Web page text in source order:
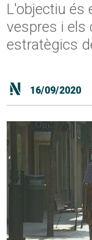
L'objectiu és
vespres i els
estratègics
16/09/2020